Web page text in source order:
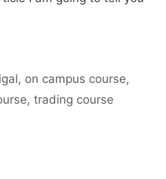
, on campus course,
, trading course